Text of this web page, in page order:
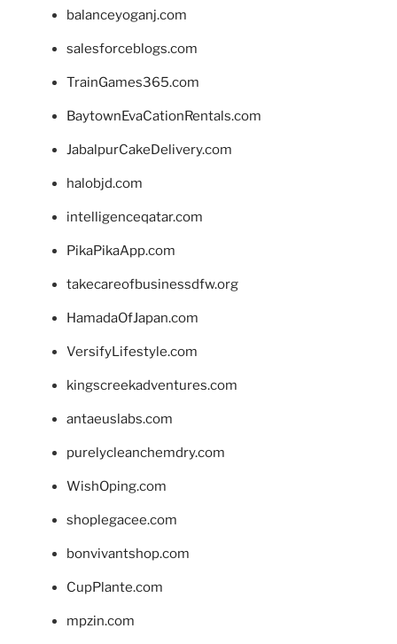
balanceyoganj.com
salesforceblogs.com
TrainGames365.com
BaytownEvaCationRentals.com
JabalpurCakeDelivery.com
halobjd.com
intelligenceqatar.com
PikaPikaApp.com
takecareofbusinessdfw.org
HamadaOfJapan.com
VersifyLifestyle.com
kingscreekadventures.com
antaeuslabs.com
purelycleanchemdry.com
WishOping.com
shoplegacee.com
bonvivantshop.com
CupPlante.com
mpzin.com